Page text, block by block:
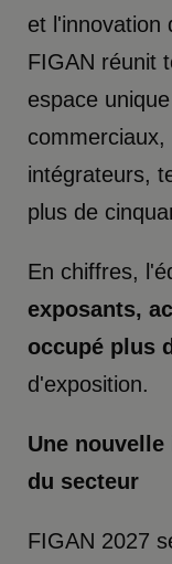
et l'innovation
FIGAN réunit
espace
intégrateurs,
plus de
En chiffres,
exposants,
occupé plus
d'exposition.
Une
du secteur
FIGAN 2027